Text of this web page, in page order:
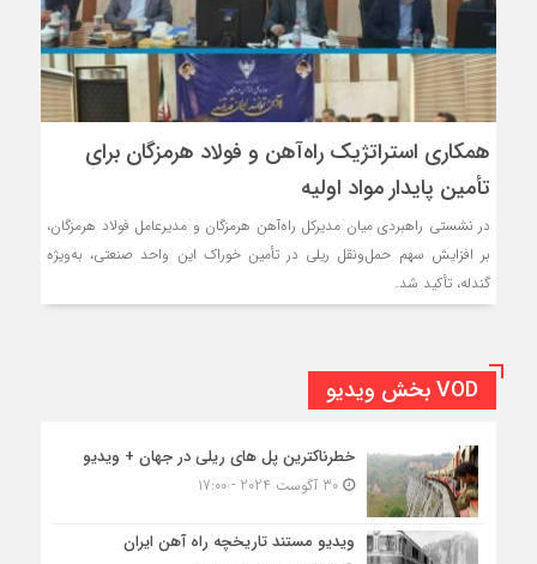
همکاری استراتژیک راه‌آهن و فولاد هرمزگان برای
تأمین پایدار مواد اولیه
در نشستی راهبردی میان مدیرکل راه‌آهن هرمزگان و مدیرعامل فولاد هرمزگان،
بر افزایش سهم حمل‌ونقل ریلی در تأمین خوراک این واحد صنعتی، به‌ویژه
گندله، تأکید شد.
VOD بخش ویدیو
خطرناکترین پل های ریلی در جهان + ویدیو
30 آگوست 2024 - 17:00
ویدیو مستند تاریخچه راه آهن ایران